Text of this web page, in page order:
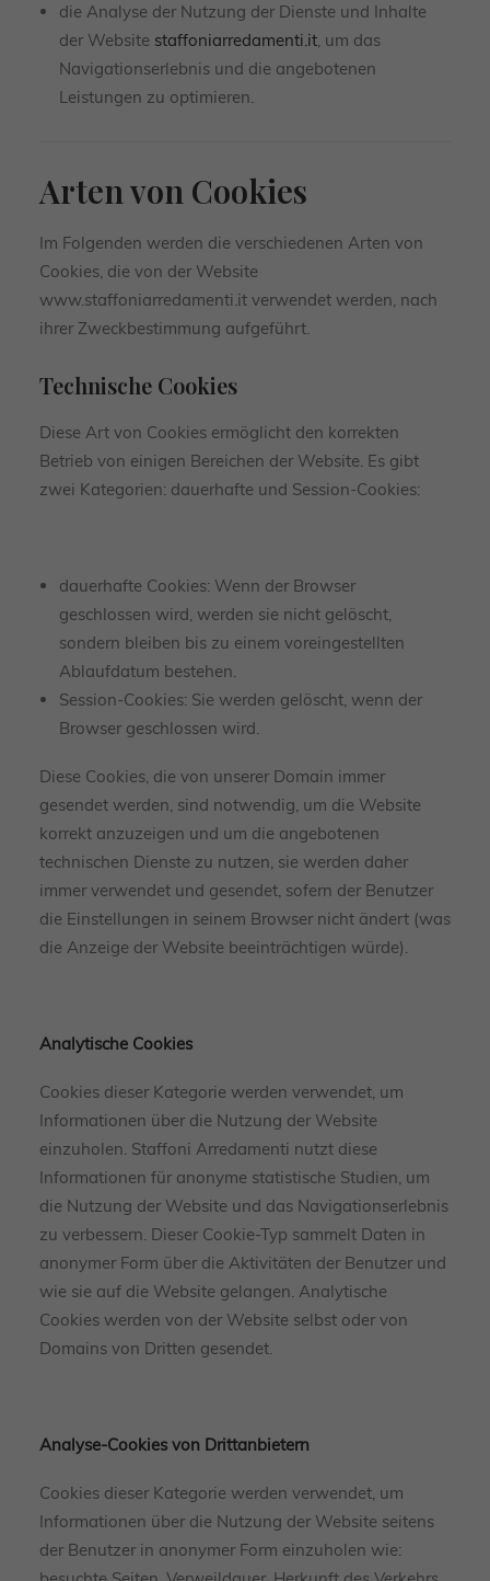
die Analyse der Nutzung der Dienste und Inhalte
der Website staffoniarredamenti.it, um das
Navigationserlebnis und die angebotenen
Leistungen zu optimieren.
Arten von Cookies
Im Folgenden werden die verschiedenen Arten von
Cookies, die von der Website
www.staffoniarredamenti.it verwendet werden, nach
ihrer Zweckbestimmung aufgeführt.
Technische Cookies
Diese Art von Cookies ermöglicht den korrekten
Betrieb von einigen Bereichen der Website. Es gibt
zwei Kategorien: dauerhafte und Session-Cookies:
dauerhafte Cookies: Wenn der Browser
geschlossen wird, werden sie nicht gelöscht,
sondern bleiben bis zu einem voreingestellten
Ablaufdatum bestehen.
Session-Cookies: Sie werden gelöscht, wenn der
Browser geschlossen wird.
Diese Cookies, die von unserer Domain immer
gesendet werden, sind notwendig, um die Website
korrekt anzuzeigen und um die angebotenen
technischen Dienste zu nutzen, sie werden daher
immer verwendet und gesendet, sofern der Benutzer
die Einstellungen in seinem Browser nicht ändert (was
die Anzeige der Website beeinträchtigen würde).
Analytische Cookies
Cookies dieser Kategorie werden verwendet, um
Informationen über die Nutzung der Website
einzuholen. Staffoni Arredamenti nutzt diese
Informationen für anonyme statistische Studien, um
die Nutzung der Website und das Navigationserlebnis
zu verbessern. Dieser Cookie-Typ sammelt Daten in
anonymer Form über die Aktivitäten der Benutzer und
wie sie auf die Website gelangen. Analytische
Cookies werden von der Website selbst oder von
Domains von Dritten gesendet.
Analyse-Cookies von Drittanbietern
Cookies dieser Kategorie werden verwendet, um
Informationen über die Nutzung der Website seitens
der Benutzer in anonymer Form einzuholen wie: